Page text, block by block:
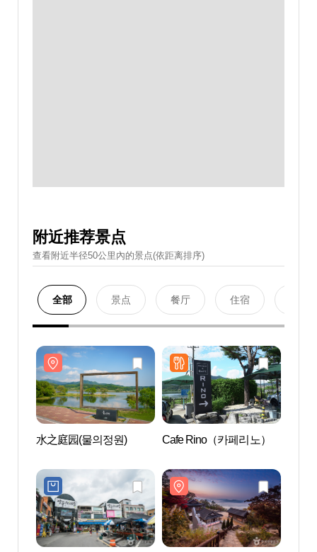
附近推荐景点
查看附近半径50公里內的景点(依距离排序)
全部 景点 餐厅 住宿
水之庭园(물의정원) Cafe Rino（카페리노）